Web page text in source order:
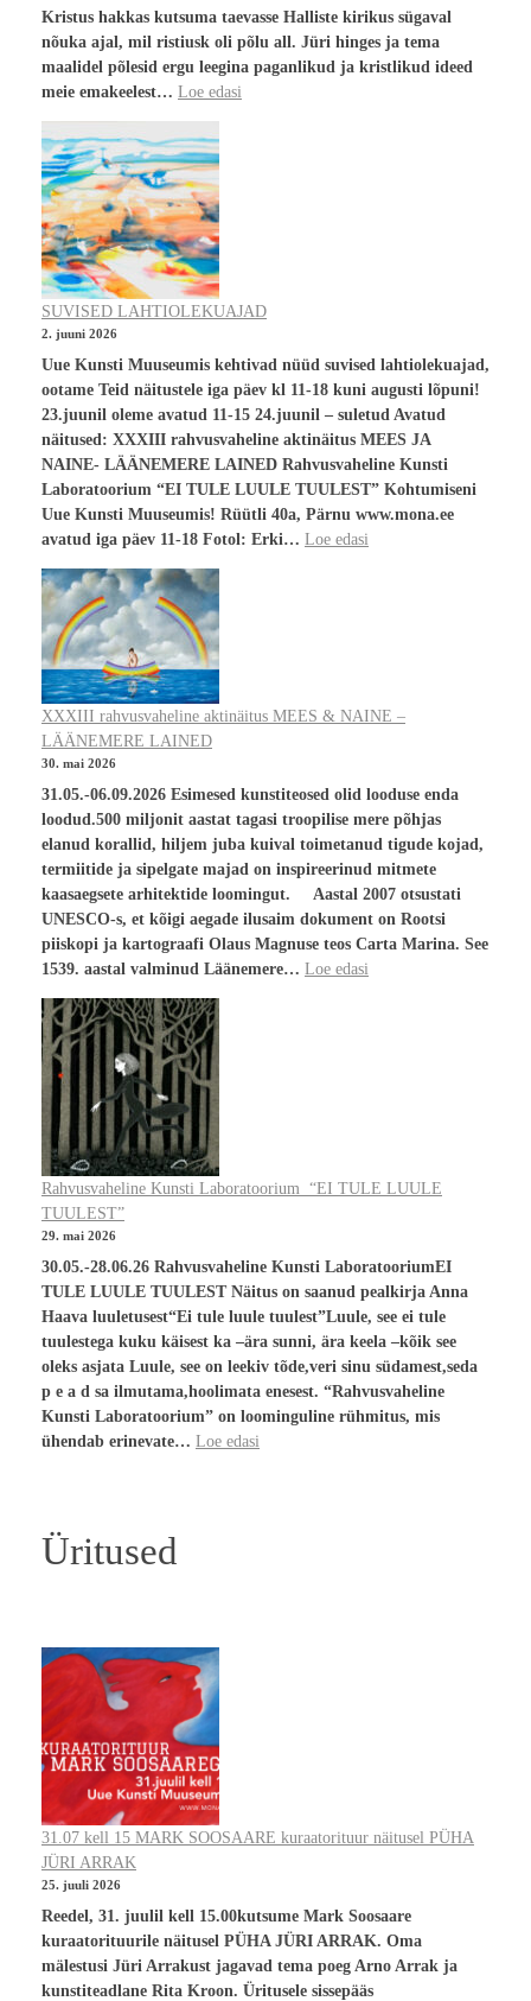
Kristus hakkas kutsuma taevasse Halliste kirikus sügaval
nõuka ajal, mil ristiusk oli põlu all. Jüri hinges ja tema
maalidel põlesid ergu leegina paganlikud ja kristlikud ideed
meie emakeelest… Loe edasi
SUVISED LAHTIOLEKUAJAD
2. juuni 2026
Uue Kunsti Muuseumis kehtivad nüüd suvised lahtiolekuajad,
ootame Teid näitustele iga päev kl 11-18 kuni augusti lõpuni!
23.juunil oleme avatud 11-15 24.juunil – suletud Avatud
näitused: XXXIII rahvusvaheline aktinäitus MEES JA
NAINE- LÄÄNEMERE LAINED Rahvusvaheline Kunsti
Laboratoorium “EI TULE LUULE TUULEST” Kohtumiseni
Uue Kunsti Muuseumis! Rüütli 40a, Pärnu www.mona.ee
avatud iga päev 11-18 Fotol: Erki… Loe edasi
XXXIII rahvusvaheline aktinäitus MEES & NAINE –
LÄÄNEMERE LAINED
30. mai 2026
31.05.-06.09.2026 Esimesed kunstiteosed olid looduse enda
loodud.500 miljonit aastat tagasi troopilise mere põhjas
elanud korallid, hiljem juba kuival toimetanud tigude kojad,
termiitide ja sipelgate majad on inspireerinud mitmete
kaasaegsete arhitektide loomingut. Aastal 2007 otsustati
UNESCO-s, et kõigi aegade ilusaim dokument on Rootsi
piiskopi ja kartograafi Olaus Magnuse teos Carta Marina. See
1539. aastal valminud Läänemere… Loe edasi
Rahvusvaheline Kunsti Laboratoorium “EI TULE LUULE
TUULEST”
29. mai 2026
30.05.-28.06.26 Rahvusvaheline Kunsti LaboratooriumEI
TULE LUULE TUULEST Näitus on saanud pealkirja Anna
Haava luuletusest“Ei tule luule tuulest”Luule, see ei tule
tuulestega kuku käisest ka –ära sunni, ära keela –kõik see
oleks asjata Luule, see on leekiv tõde,veri sinu südamest,seda
p e a d sa ilmutama,hoolimata enesest. “Rahvusvaheline
Kunsti Laboratoorium” on loominguline rühmitus, mis
ühendab erinevate… Loe edasi
Üritused
31.07 kell 15 MARK SOOSAARE kuraatorituur näitusel PÜHA
JÜRI ARRAK
25. juuli 2026
Reedel, 31. juulil kell 15.00kutsume Mark Soosaare
kuraatorituurile näitusel PÜHA JÜRI ARRAK. Oma
mälestusi Jüri Arrakust jagavad tema poeg Arno Arrak ja
kunstiteadlane Rita Kroon. Üritusele sissepääs